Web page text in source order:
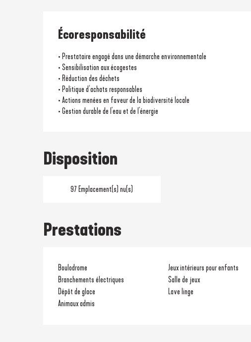
Écoresponsabilité
• Prestataire engagé dans une démarche environnementale
• Sensibilisation aux écogestes
• Réduction des déchets
• Politique d’achats responsables
• Actions menées en faveur de la biodiversité locale
• Gestion durable de l'eau et de l'énergie
Disposition
97 Emplacement(s) nu(s)
Prestations
Boulodrome Jeux intérieurs pour enfants
Branchements électriques
Salle de jeux
Dépôt de glace
Lave linge
Animaux admis